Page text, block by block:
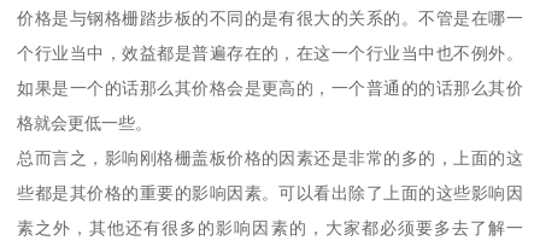
价格是与钢格栅踏步板的不同的是有很大的关系的。不管是在哪一
个行业当中，效益都是普遍存在的，在这一个行业当中也不例外。
如果是一个的话那么其价格会是更高的，一个普通的的话那么其价
格就会更低一些。
总而言之，影响刚格栅盖板价格的因素还是非常的多的，上面的这
些都是其价格的重要的影响因素。可以看出除了上面的这些影响因
素之外，其他还有很多的影响因素的，大家都必须要多去了解一